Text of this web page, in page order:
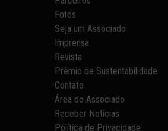
Fotos
Seja um Associado
Imprensa
Revista
Prêmio de Sustentabilidade
Contato
Área do Associado
Receber Notícias
Política de Privacidade